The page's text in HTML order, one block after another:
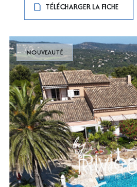
TÉLÉCHARGER LA FICHE
NOUVEAUTÉ